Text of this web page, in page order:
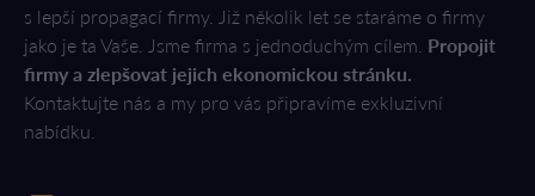
s lepší propagací firmy. Již několik let se staráme o firmy
jako je ta Vaše. Jsme firma s jednoduchým cílem. Propojit
firmy a zlepšovat jejich ekonomickou stránku.
Kontaktujte nás a my pro vás připravíme exkluzivní
nabídku.